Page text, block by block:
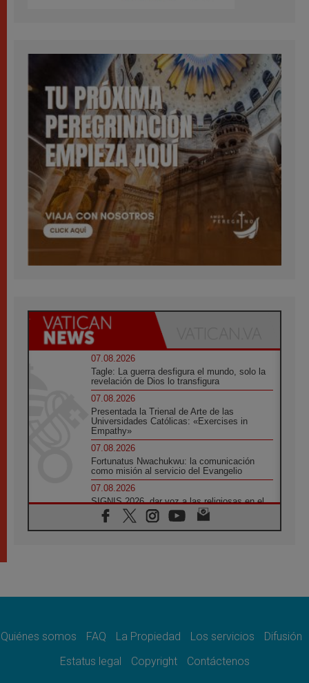
07.08.2026
Tagle: La guerra desfigura el mundo, solo la
revelación de Dios lo transfigura
07.08.2026
Presentada la Trienal de Arte de las
Universidades Católicas: «Exercises in
Empathy»
07.08.2026
Fortunatus Nwachukwu: la comunicación
como misión al servicio del Evangelio
07.08.2026
SIGNIS 2026, dar voz a las religiosas en el
espacio público
07.08.2026
no admite premuras legislativas
Cardenal Parolin: La paz comienza con la
Quiénes somos FAQ La Propiedad Los servicios
Difusión
Estatus legal
Copyright Contáctenos